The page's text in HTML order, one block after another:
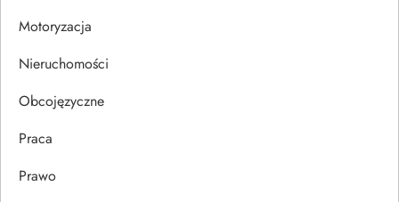
u
Motoryzacja
Nieruchomości
Obcojęzyczne
Praca
Prawo